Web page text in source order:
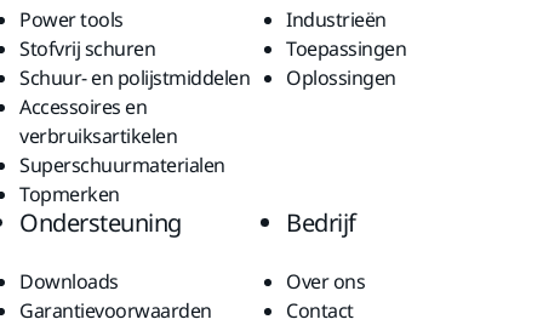
Power tools
Stofvrij schuren
Schuur- en polijstmiddelen
Accessoires en
verbruiksartikelen
Superschuurmaterialen
Topmerken
Industrieën
Toepassingen
Oplossingen
Ondersteuning
Downloads
Garantievoorwaarden
Bedrijf
Over ons
Contact